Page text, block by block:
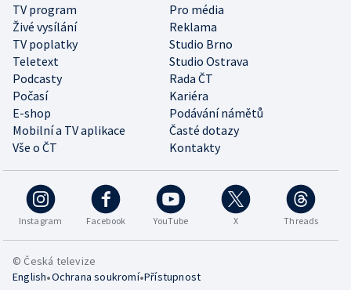
TV program
Pro média
Živé vysílání
Reklama
TV poplatky
Studio Brno
Teletext
Studio Ostrava
Podcasty
Rada ČT
Počasí
Kariéra
E-shop
Podávání námětů
Mobilní a TV aplikace
Časté dotazy
Vše o ČT
Kontakty
Instagram Facebook YouTube X Threads
© Česká televize
English•Ochrana soukromí•Přístupnost